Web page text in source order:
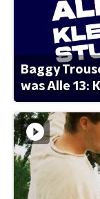
Baggy
was Alle 13: